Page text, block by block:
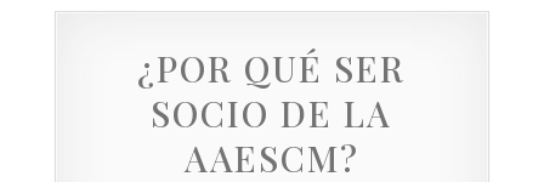
¿POR QUÉ SER
SOCIO DE LA
AAESCM?